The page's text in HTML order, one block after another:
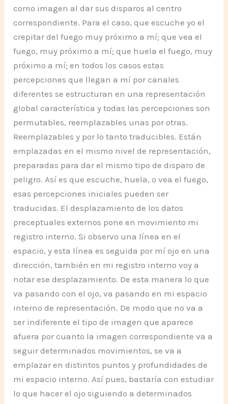
como imagen al dar sus disparos al centro
correspondiente. Para el caso, que escuche yo el
crepitar del fuego muy próximo a mí; que vea el
fuego, muy próximo a mí; que huela el fuego, muy
próximo a mí; en todos los casos estas
percepciones que llegan a mí por canales
diferentes se estructuran en una representación
global característica y todas las percepciones son
permutables, reemplazables unas por otras.
Reemplazables y por lo tanto traducibles. Están
emplazadas en el mismo nivel de representación,
preparadas para dar el mismo tipo de disparo de
peligro. Así es que escuche, huela, o vea el fuego,
esas percepciones iniciales pueden ser
traducidas. El desplazamiento de los datos
preceptuales externos pone en movimiento mi
registro interno. Si observo una línea en el
espacio, y esta línea es seguida por mí ojo en una
dirección, también en mi registro interno voy a
notar ese desplazamiento. De esta manera lo que
va pasando con el ojo, va pasando en mi espacio
interno de representación. De modo que no va a
ser indiferente el tipo de imagen que aparece
afuera por cuanto la imagen correspondiente va a
seguir determinados movimientos, se va a
emplazar en distintos puntos y profundidades de
mi espacio interno. Así pues, bastaría con estudiar
lo que hacer el ojo siguiendo a determinados